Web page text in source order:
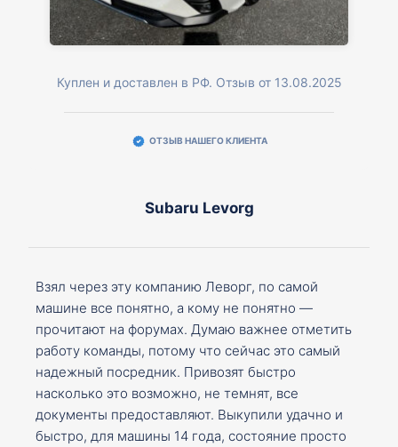
Куплен и доставлен в РФ. Отзыв от 13.08.2025
ОТЗЫВ НАШЕГО КЛИЕНТА
Subaru Levorg
Взял через эту компанию Леворг, по самой
машине все понятно, а кому не понятно —
прочитают на форумах. Думаю важнее отметить
работу команды, потому что сейчас это самый
надежный посредник. Привозят быстро
насколько это возможно, не темнят, все
документы предоставляют. Выкупили удачно и
быстро, для машины 14 года, состояние просто